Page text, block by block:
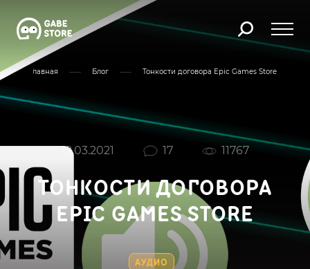
Главная Блог Тонкости договора Epic Games Store
12.03.2021 17 11767
ТОНКОСТИ ДОГОВОРА
EPIC GAMES STORE
АУДИО